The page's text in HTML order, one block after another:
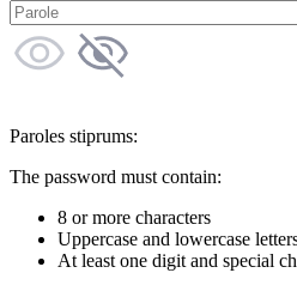
Paroles stiprums:
The password must contain:
8 or more characters
Uppercase and lowercase
At least one digit and special